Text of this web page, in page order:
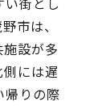
市は、
設が多
には遅
帰りの際